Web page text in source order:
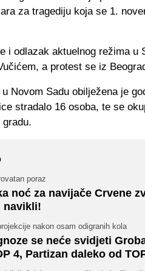
za tragediju koja se 1.
i odlazak aktuelnog režima u
a protest se iz
Novom Sadu obilježena je
stradalo 16 osoba, te se
poraz
noć za navijače Crvene
navikli!
nakon osam odigranih kola
se neće svidjeti
4, Partizan daleko od